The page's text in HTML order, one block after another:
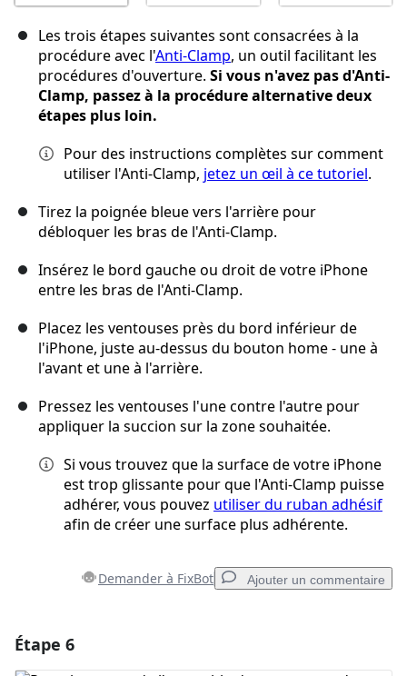
Les trois étapes suivantes sont consacrées à la
procédure avec l'Anti-Clamp, un outil facilitant les
procédures d'ouverture. Si vous n'avez pas d'Anti-
Clamp, passez à la procédure alternative deux
étapes plus loin.
Pour des instructions complètes sur comment
utiliser l'Anti-Clamp, jetez un œil à ce tutoriel.
Tirez la poignée bleue vers l'arrière pour
débloquer les bras de l'Anti-Clamp.
Insérez le bord gauche ou droit de votre iPhone
entre les bras de l'Anti-Clamp.
Placez les ventouses près du bord inférieur de
l'iPhone, juste au-dessus du bouton home - une à
l'avant et une à l'arrière.
Pressez les ventouses l'une contre l'autre pour
appliquer la succion sur la zone souhaitée.
Si vous trouvez que la surface de votre iPhone
est trop glissante pour que l'Anti-Clamp puisse
adhérer, vous pouvez utiliser du ruban adhésif
afin de créer une surface plus adhérente.
Demander à FixBot Ajouter un commentaire
Étape 6